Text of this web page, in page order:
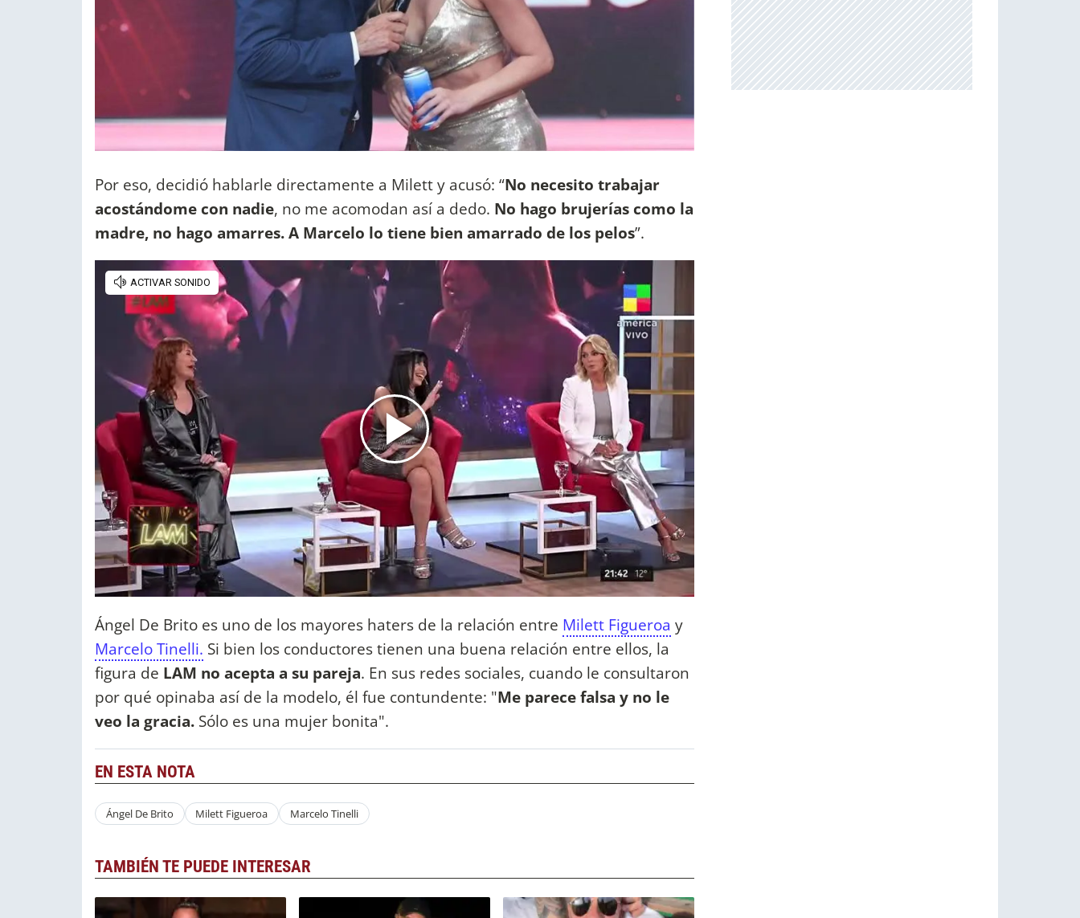
Por eso, decidió hablarle directamente a Milett y acusó: “No necesito trabajar
acostándome con nadie, no me acomodan así a dedo. No hago brujerías como la
madre, no hago amarres. A Marcelo lo tiene bien amarrado de los pelos”.
Ángel De Brito es uno de los mayores haters de la relación entre Milett Figueroa y
Marcelo Tinelli. Si bien los conductores tienen una buena relación entre ellos, la
figura de LAM no acepta a su pareja. En sus redes sociales, cuando le consultaron
por qué opinaba así de la modelo, él fue contundente: "Me parece falsa y no le
veo la gracia. Sólo es una mujer bonita".
EN ESTA NOTA
Ángel De Brito Milett Figueroa Marcelo Tinelli
TAMBIÉN TE PUEDE INTERESAR